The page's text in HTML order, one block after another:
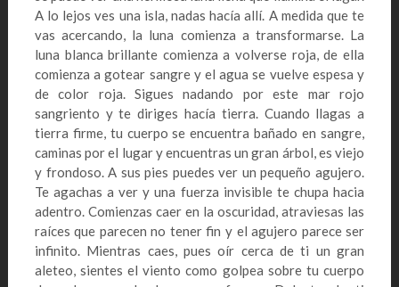
A lo lejos ves una isla, nadas hacía allí. A medida que te
vas acercando, la luna comienza a transformarse. La
luna blanca brillante comienza a volverse roja, de ella
comienza a gotear sangre y el agua se vuelve espesa y
de color roja. Sigues nadando por este mar rojo
sangriento y te diriges hacía tierra. Cuando llagas a
tierra firme, tu cuerpo se encuentra bañado en sangre,
caminas por el lugar y encuentras un gran árbol, es viejo
y frondoso. A sus pies puedes ver un pequeño agujero.
Te agachas a ver y una fuerza invisible te chupa hacia
adentro. Comienzas caer en la oscuridad, atraviesas las
raíces que parecen no tener fin y el agujero parece ser
infinito. Mientras caes, pues oír cerca de ti un gran
aleteo, sientes el viento como golpea sobre tu cuerpo